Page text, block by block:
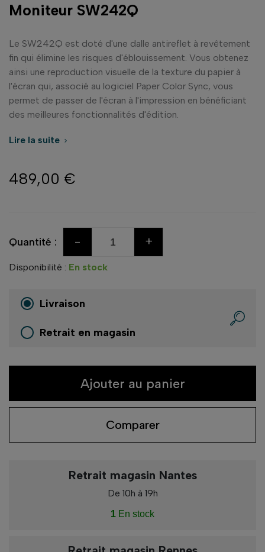
Moniteur SW242Q
Le SW242Q est doté d'une dalle antireflet à revêtement
fin qui élimine les risques d'éblouissement. Vous obtenez
ainsi une reproduction visuelle de la texture du papier à
l'écran qui, associé au logiciel Paper Color Sync, vous
permet de passer de l'écran à l'impression en bénéficiant
des meilleures fonctionnalités d'édition.
Lire la suite 
489,00 €
Quantité : - +
Disponibilité : En stock
Livraison
Retrait en magasin
Ajouter au panier
Comparer
Retrait magasin Nantes
De 10h à 19h
1 En stock